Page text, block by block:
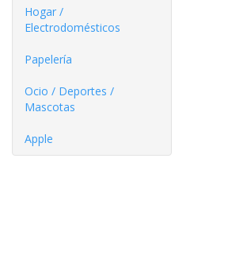
Hogar /
Electrodomésticos
Papelería
Ocio / Deportes /
Mascotas
Apple